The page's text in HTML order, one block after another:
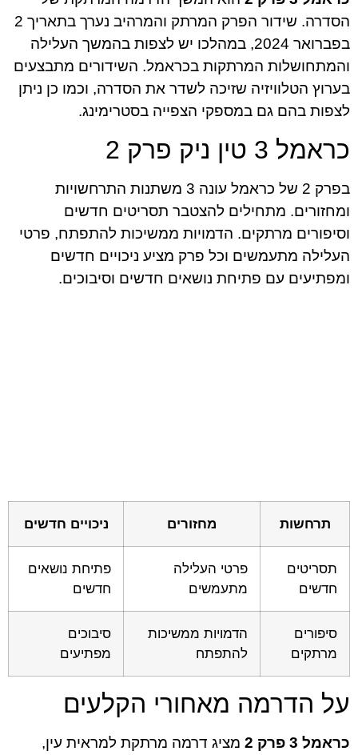
הסדרה. שידור הפרק המרתק והמרהיב נערך בתאריך 2
בפברואר 2024, במהלכו יש לצפות בהמשך העלילה
והמתחושלות המרתקות בכראמל. השידורים מתבצעים
בערוץ הטלוויזיה שזיכה לשדר את הסדרה, וכמו כן ניתן
לצפות בהם גם במספקי הצפייה בסטרימינג.
כראמל 3 טין ניק פרק 2
בפרק 2 של כראמל עונה 3 משתנות התרחשויות
ומחזורים. מתחילים להצטבר תסריטים חדשים
וסיפורים מרתקים. הדמויות ממשיכות להתפתח, פרטי
העלילה מתעמשים וכל פרק מציע ניכויים חדשים
ומפתיעים עם פתיחת נושאים חדשים וסיבוכים.
תרחשות מחזורים ניכויים חדשים
תסריטים
חדשים
פרטי העלילה
מתעמשים
פתיחת נושאים
חדשים
סיפורים
מרתקים
הדמויות ממשיכות
להתפתח
סיבוכים
מפתיעים
על הדרמה מאחורי הקלעים
כראמל 3 פרק 2
מציג דרמה מרתקת למראית עין,